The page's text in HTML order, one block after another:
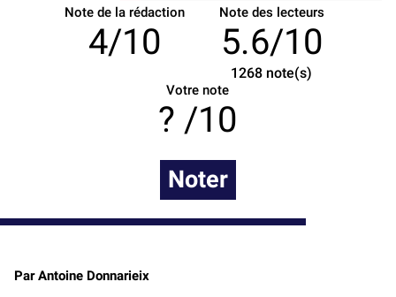
Note de la rédaction
4/10
Note des lecteurs
5.6/10
1268 note(s)
Votre note
/10
Noter
Par Antoine Donnarieix